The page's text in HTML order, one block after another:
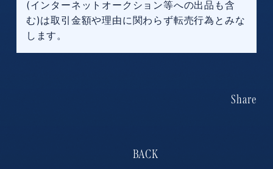
(インターネットオークション等への出品も含
む)は取引金額や理由に関わらず転売行為とみな
します。
Share